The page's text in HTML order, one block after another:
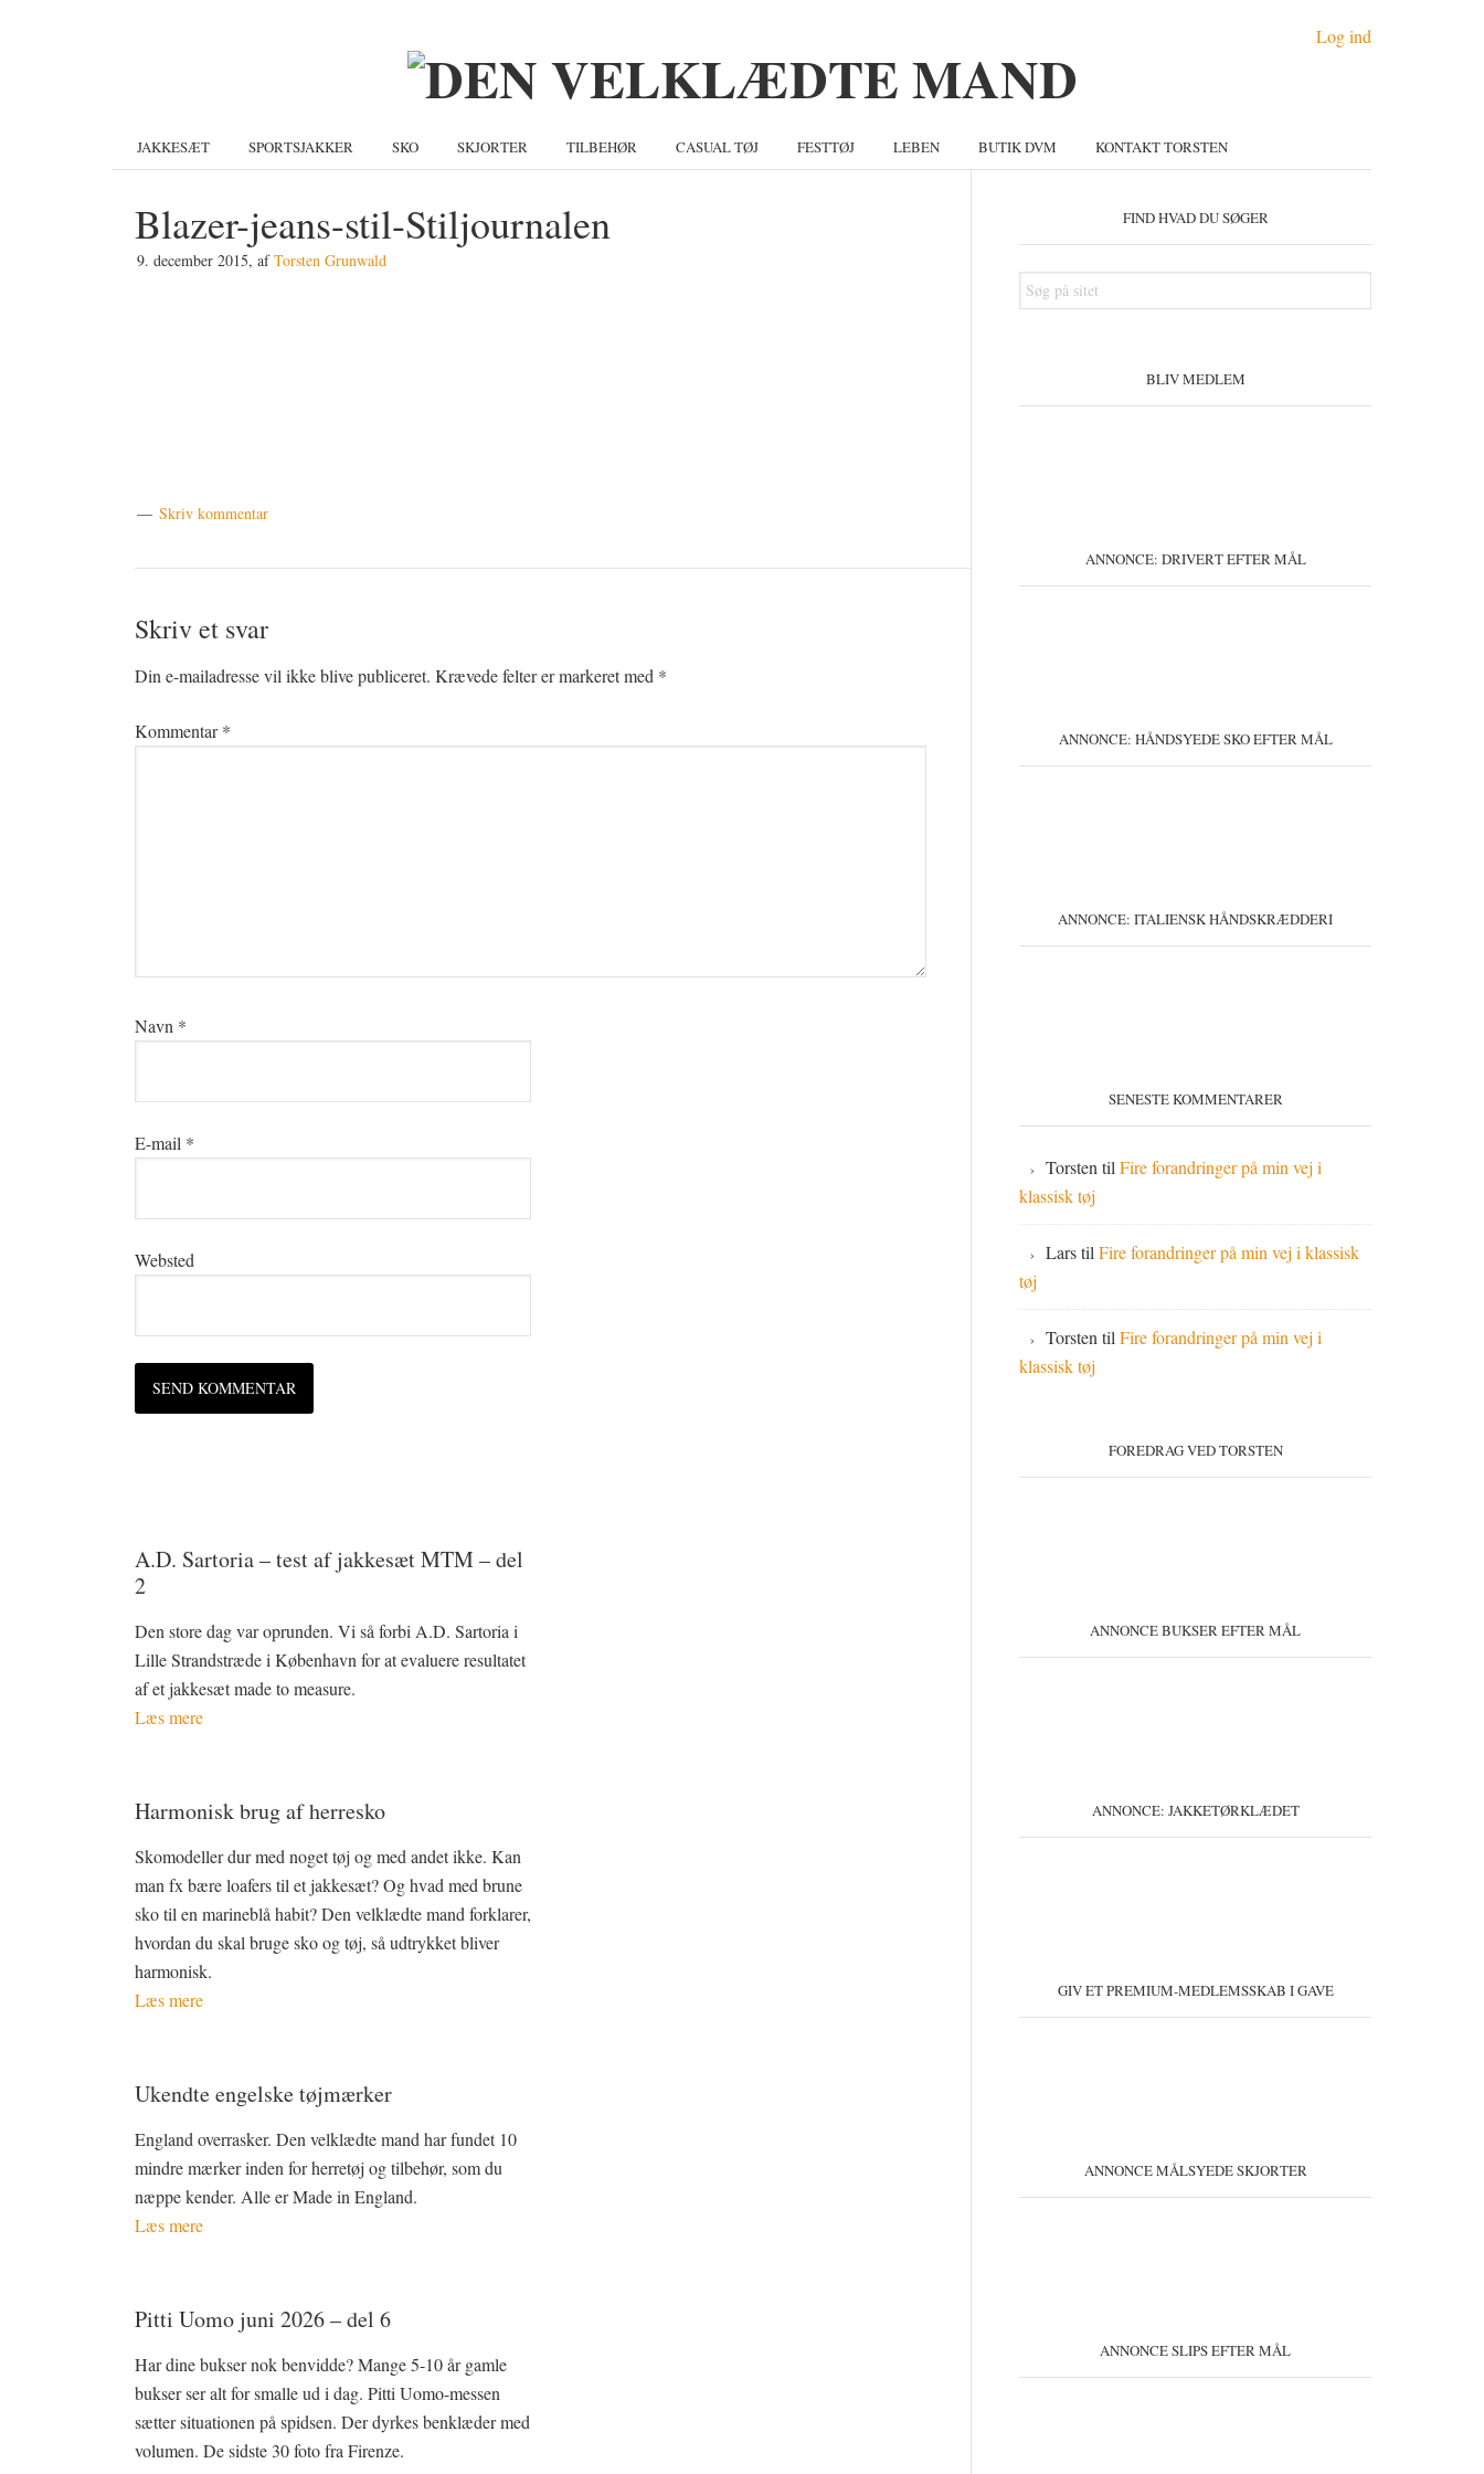
Log ind
JAKKESÆT SPORTSJAKKER SKO SKJORTER TILBEHØR CASUAL TØJ FESTTØJ LEBEN BUTIK DVM KONTAKT TORSTEN
Blazer-jeans-stil-Stiljournalen
9. december 2015, afTorsten Grunwald
Skriv kommentar
Skriv et svar
Din e-mailadresse vil ikke blive publiceret. Krævede felter er markeret med *
Kommentar*
Navn *
E-mail *
Websted
A.D. Sartoria – test af jakkesæt MTM – del
2
Den store dag var oprunden. Vi så forbi A.D. Sartoria i
Lille Strandstræde i København for at evaluere resultatet
af et jakkesæt made to measure.
Læs mere
Harmonisk brug af herresko
Skomodeller dur med noget tøj og med andet ikke. Kan
man fx bære loafers til et jakkesæt? Og hvad med brune
sko til en marineblå habit? Den velklædte mand forklarer,
hvordan du skal bruge sko og tøj, så udtrykket bliver
harmonisk.
Læs mere
Ukendte engelske tøjmærker
England overrasker. Den velklædte mand har fundet 10
mindre mærker inden for herretøj og tilbehør, som du
næppe kender. Alle er Made in England.
Læs mere
Pitti Uomo juni 2026 – del 6
Har dine bukser nok benvidde? Mange 5-10 år gamle
bukser ser alt for smalle ud i dag. Pitti Uomo-messen
sætter situationen på spidsen. Der dyrkes benklæder med
volumen. De sidste 30 foto fra Firenze.
FIND HVAD DU SØGER
Søg
på
BLIV MEDLEM
ANNONCE: DRIVERT EFTER MÅL
ANNONCE: HÅNDSYEDE SKO EFTER MÅL
ANNONCE: ITALIENSK HÅNDSKRÆDDERI
SENESTE KOMMENTARER
Torsten til Fire forandringer på min vej i
klassisk tøj
Larstil Fire forandringer på min vej i klassisk
tøj
Torsten til Fire forandringer på min vej i
klassisk tøj
FOREDRAG VED TORSTEN
ANNONCE BUKSER EFTER MÅL
ANNONCE: JAKKETØRKLÆDET
GIV ET PREMIUM-MEDLEMSSKAB I GAVE
ANNONCE MÅLSYEDE SKJORTER
ANNONCE SLIPS EFTER MÅL